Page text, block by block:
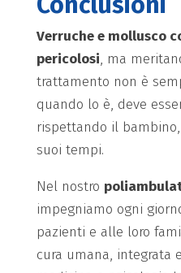
Verruche e mollusco
pericolosi, ma
trattamento non è
quando lo è, deve
rispettando il
suoi tempi.
Nel nostro
impegniamo ogni
pazienti e alle loro
cura umana, integrata